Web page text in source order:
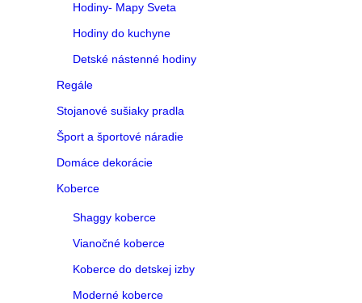
Hodiny- Mapy Sveta
Hodiny do kuchyne
Detské nástenné hodiny
Regále
Stojanové sušiaky pradla
Šport a športové náradie
Domáce dekorácie
Koberce
Shaggy koberce
Vianočné koberce
Koberce do detskej izby
Moderné koberce